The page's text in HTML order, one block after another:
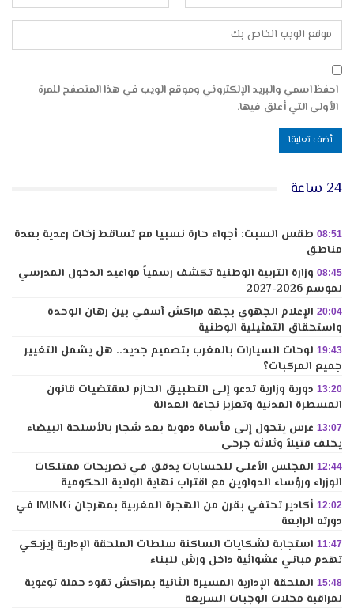
احفظ اسمي والبريد الإلكتروني وموقع الويب في هذا المتصفح للمرة
الأولى التي أعلق فيها.
24 ساعة
08:51 طقس السبت: أجواء حارة نسبيا مع تساقط زخات رعدية بعدة
مناطق
08:45 وزارة التربية الوطنية تكشف رسمياً مواعيد الدخول المدرسي
لموسم 2026-2027
20:04 الإعلام الجهوي بجهة مراكش آسفي بين رهان الوحدة
واستحقاق التمثيلية الوطنية
19:43 لوحات السيارات بالمغرب بتصميم جديد.. هل يشمل التغيير
جميع المركبات؟
13:20 دورية وزارية تدعو إلى التطبيق الحازم لمقتضيات قانون
المسطرة المدنية وتعزيز نجاعة العدالة
13:07 عرس يتحول إلى مأساة دموية بعد شجار بالأسلحة البيضاء
يخلف قتيلاً وثلاثة جرحى
12:44 المجلس الأعلى للحسابات يدقق في تصريحات ممتلكات
الوزراء ورؤساء الدواوين مع اقتراب نهاية الولاية الحكومية
12:02
أكادير تحتفي بقرن من الهجرة المغربية بمهرجان IMINIG في
دورته الرابعة
11:47 استجابة لشكايات الساكنة سلطات الملحقة الإدارية إيزيكي
تهدم مباني عشوائية داخل ورش للبناء
15:48 الملحقة الإدارية المسيرة الثانية بمراكش تقود حملة توعوية
لمراقبة محلات الوجبات السريعة